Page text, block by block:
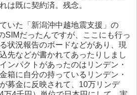
は既に契約済。残念。
いた「新潟沖中越地震支援」の
SIMだったんですが、ここにも行っ
状況報告のボードなどがあり、現
先などが書かれてあったりしまし
ンパクトがあったのはリンデン・
箱に自分の持っているリンデン・
募金に反映されて、10万リンデ